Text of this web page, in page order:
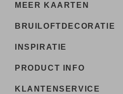
MEER KAARTEN
BRUILOFTDECORATIE
INSPIRATIE
PRODUCT INFO
KLANTENSERVICE